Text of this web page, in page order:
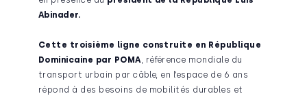
Abinader.
Cette troisième ligne construite en République
Dominicaine par POMA, référence mondiale du
transport urbain par câble, en l’espace de 6 ans
répond à des besoins de mobilités durables et